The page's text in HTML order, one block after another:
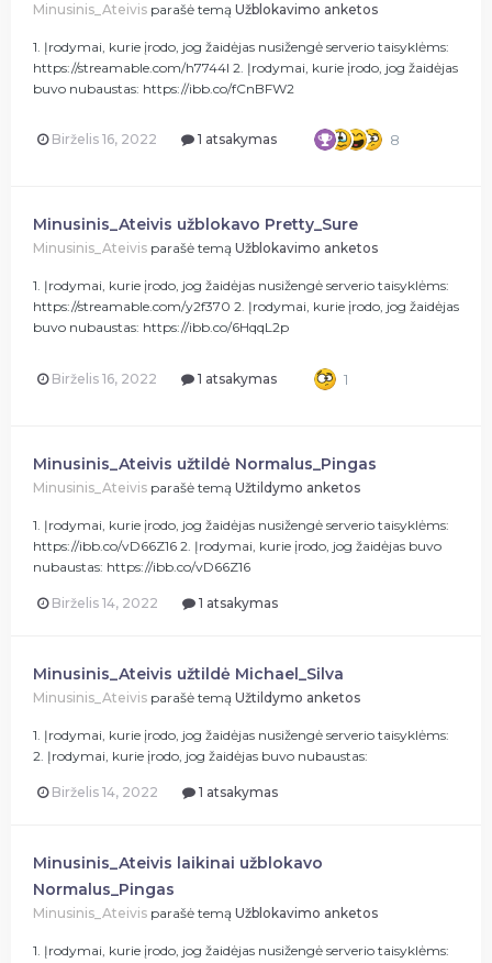
Minusinis_Ateivis parašė temą Užblokavimo anketos
1. Įrodymai, kurie įrodo, jog žaidėjas nusižengė serverio taisyklėms:
https://streamable.com/h7744l 2. Įrodymai, kurie įrodo, jog žaidėjas
buvo nubaustas: https://ibb.co/fCnBFW2
Birželis 16, 2022 1 atsakymas 8
Minusinis_Ateivis užblokavo Pretty_Sure
Minusinis_Ateivis parašė temą Užblokavimo anketos
1. Įrodymai, kurie įrodo, jog žaidėjas nusižengė serverio taisyklėms:
https://streamable.com/y2f370 2. Įrodymai, kurie įrodo, jog žaidėjas
buvo nubaustas: https://ibb.co/6HqqL2p
Birželis 16, 2022 1 atsakymas 1
Minusinis_Ateivis užtildė Normalus_Pingas
Minusinis_Ateivis parašė temą Užtildymo anketos
1. Įrodymai, kurie įrodo, jog žaidėjas nusižengė serverio taisyklėms:
https://ibb.co/vD66Z16 2. Įrodymai, kurie įrodo, jog žaidėjas buvo
nubaustas: https://ibb.co/vD66Z16
Birželis 14, 2022 1 atsakymas
Minusinis_Ateivis užtildė Michael_Silva
Minusinis_Ateivis parašė temą Užtildymo anketos
1. Įrodymai, kurie įrodo, jog žaidėjas nusižengė serverio taisyklėms:
2. Įrodymai, kurie įrodo, jog žaidėjas buvo nubaustas:
Birželis 14, 2022 1 atsakymas
Minusinis_Ateivis laikinai užblokavo
Normalus_Pingas
Minusinis_Ateivis parašė temą Užblokavimo anketos
1. Įrodymai, kurie įrodo, jog žaidėjas nusižengė serverio taisyklėms: